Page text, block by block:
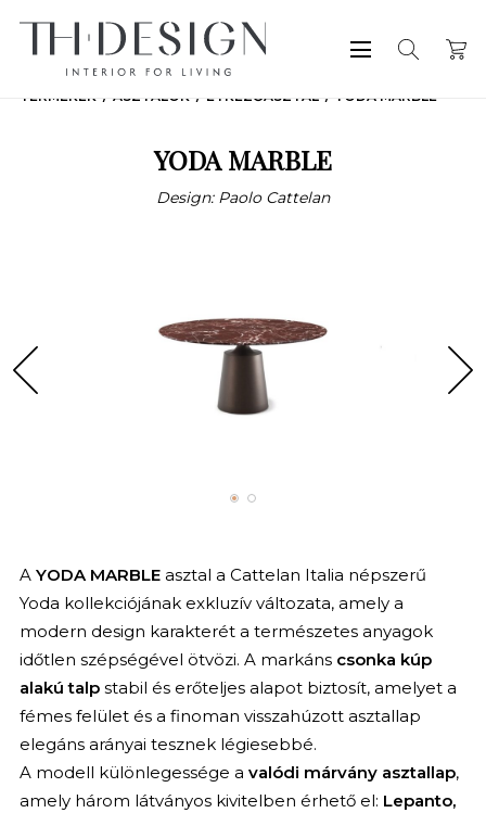
TERMÉKEK ASZTALOK ÉTKEZŐASZTAL YODA MARBLE
YODA MARBLE
Design: Paolo Cattelan
A YODA MARBLE asztal a Cattelan Italia népszerű
Yoda kollekciójának exkluzív változata, amely a
modern design karakterét a természetes anyagok
időtlen szépségével ötvözi. A markáns csonka kúp
alakú talpstabil és erőteljes alapot biztosít, amelyet a
fémes felület és a finoman visszahúzott asztallap
elegáns arányai tesznek légiesebbé.
A modell különlegessége a valódi márvány asztallap,
amely három látványos kivitelben érhető el: Lepanto,